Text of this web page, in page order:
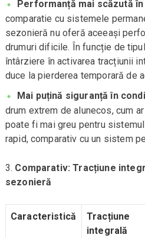
Performanță mai scăzută
comparatie cu sistemele
sezonieră nu oferă aceeași
drumuri dificile. În funcție de
întârziere în activarea tracțiunii
duce la pierderea temporară de
Mai puțină siguranță în
drum extrem de alunecos, cum
poate fi mai greu pentru
rapid, comparativ cu un sistem
Comparativ: Tracțiune
sezonieră
Caracteristică
Tracțiune
integrală